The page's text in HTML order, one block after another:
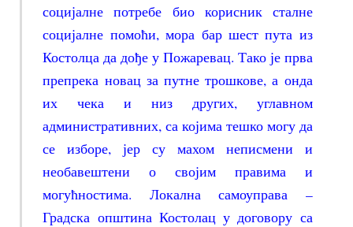
социјалне потребе био корисник сталне
социјалне помоћи, мора бар шест пута из
Костолца да дође у Пожаревац. Тако је прва
препрека новац за путне трошкове, а онда
их чека и низ других, углавном
административних, са којима тешко могу да
се изборе, јер су махом неписмени и
необавештени о својим правима и
могућностима. Локална самоуправа –
Градска општина Костолац у договору са